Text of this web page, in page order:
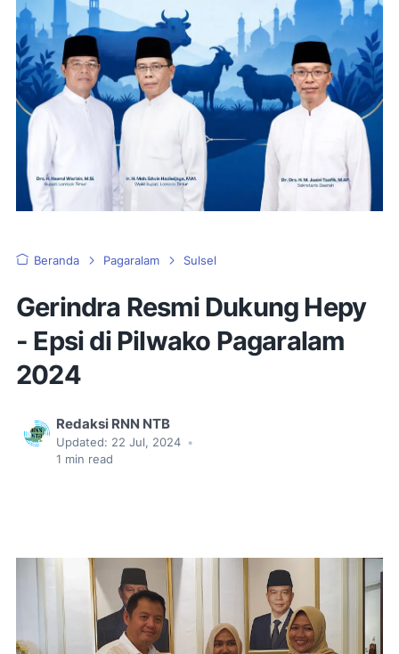
Beranda Pagaralam Sulsel
Gerindra Resmi Dukung Hepy
- Epsi di Pilwako Pagaralam
2024
Redaksi RNN NTB
Updated: 22 Jul, 2024 •
1 min read